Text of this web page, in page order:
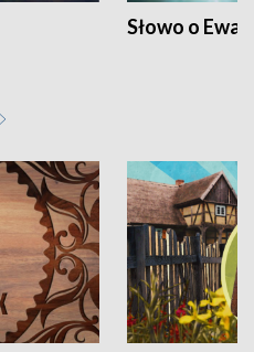
Słowo o